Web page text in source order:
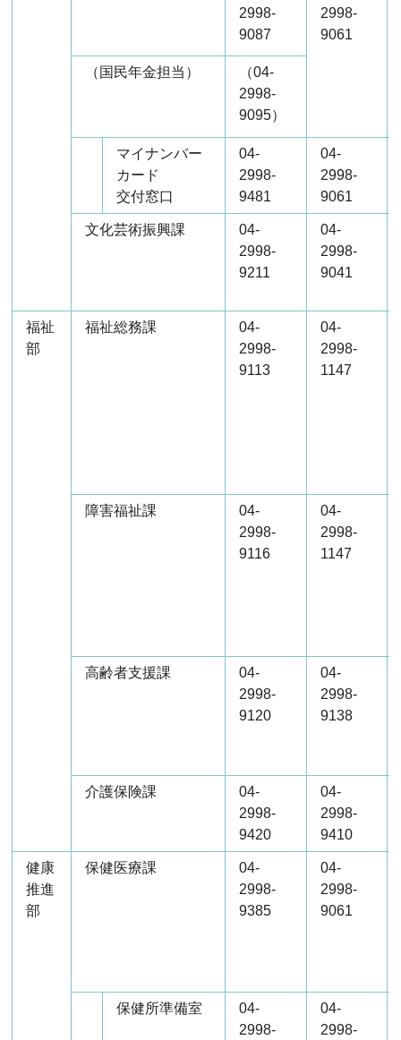
2998-
9087
2998-
9061
（国民年金担当）
（04-
2998-
9095）
マイナンバー
カード
交付窓口
04-
2998-
9481
04-
2998-
9061
文化芸術振興課
04-
2998-
9211
04-
2998-
9041
福祉
部
福祉総務課
04-
2998-
9113
04-
2998-
1147
障害福祉課
04-
2998-
9116
04-
2998-
1147
高齢者支援課
04-
2998-
9120
04-
2998-
9138
介護保険課
04-
2998-
9420
04-
2998-
9410
健康
推進
部
保健医療課
04-
2998-
9385
04-
2998-
9061
保健所準備室
04-
2998-
04-
2998-